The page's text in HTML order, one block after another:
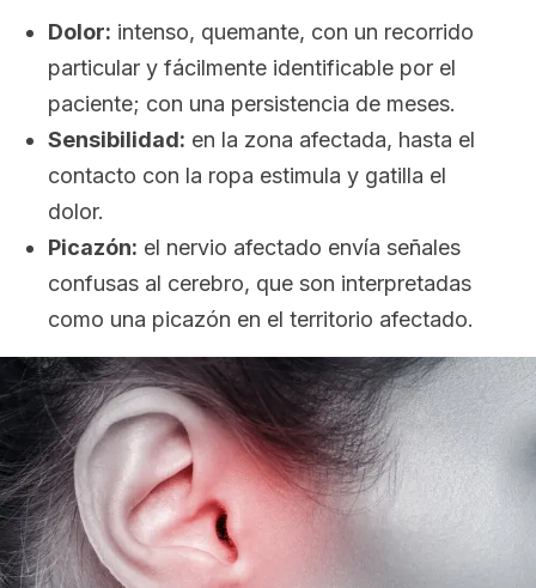
Dolor: intenso, quemante, con un recorrido
particular y fácilmente identificable por el
paciente; con una persistencia de meses.
Sensibilidad: en la zona afectada, hasta el
contacto con la ropa estimula y gatilla el
dolor.
Picazón: el nervio afectado envía señales
confusas al cerebro, que son interpretadas
como una picazón en el territorio afectado.